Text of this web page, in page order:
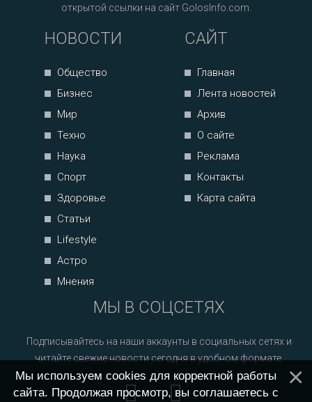
открытой ссылки на сайт GolosInfo.com.
НОВОСТИ
Общество
Бизнес
Мир
Техно
Наука
Спорт
Здоровье
Статьи
Lifestyle
Астро
Мнения
САЙТ
Главная
Лента новостей
Архив
О сайте
Реклама
Контакты
Карта сайта
МЫ В СОЦСЕТЯХ
Подписывайтесь на наши аккаунты в социальных сетях и
читайте свежие новости сегодня в удобном формате.
Мы используем cookies для корректной работы
сайта. Продолжая просмотр, вы соглашаетесь с